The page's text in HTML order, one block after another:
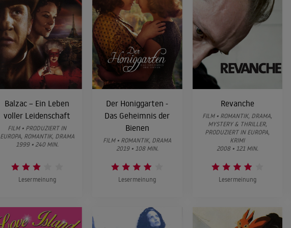
Balzac – Ein Leben
voller Leidenschaft
FILM • PRODUZIERT IN
EUROPA, ROMANTIK, DRAMA
1999 • 240 MIN.
Lesermeinung
Der Honiggarten -
Das Geheimnis der
Bienen
FILM • ROMANTIK, DRAMA
2019 • 108 MIN.
Lesermeinung
Revanche
FILM • ROMANTIK, DRAMA,
MYSTERY & THRILLER,
PRODUZIERT IN EUROPA,
KRIMI
2008 • 121 MIN.
Lesermeinung